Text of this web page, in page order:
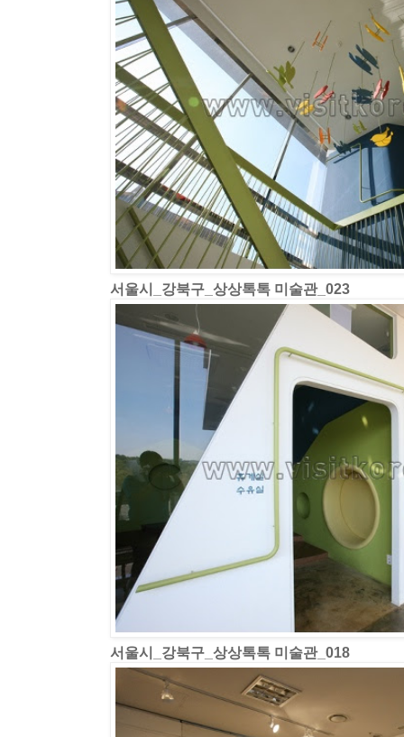
서울시_강북구_상상톡톡 미술관_023
서울시_강북구_상상톡톡 미술관_018